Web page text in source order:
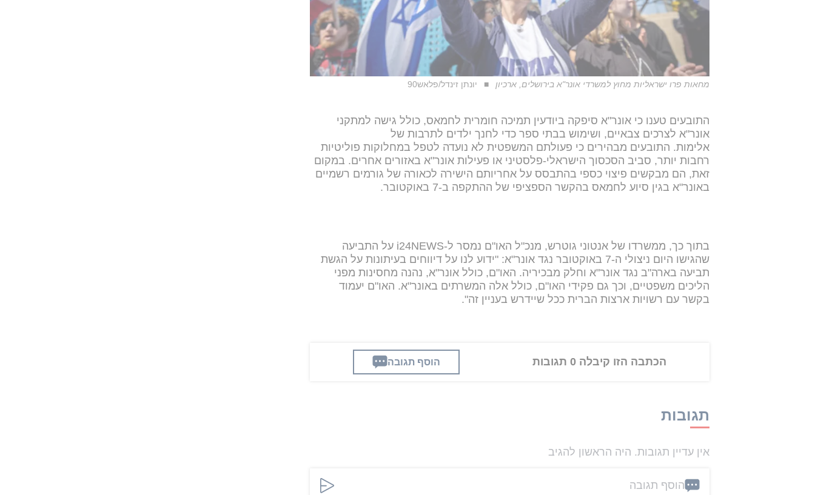
מחאות פרו ישראליות מחוץ למשרדי אונר"א בירושלים, ארכיון יונתן זינדל/פלאש90
התובעים טענו כי אונר"א סיפקה ביודעין תמיכה חומרית לחמאס, כולל גישה למתקני
אונר"א לצרכים צבאיים, ושימוש בבתי ספר כדי לחנך ילדים לתרבות של
אלימות. התובעים מבהירים כי פעולתם המשפטית לא נועדה לטפל במחלוקות פוליטיות
רחבות יותר, סביב הסכסוך הישראלי-פלסטיני או פעילות אונר"א באזורים אחרים. במקום
זאת, הם מבקשים פיצוי כספי בהתבסס על אחריותם הישירה לכאורה של גורמים רשמיים
באונר"א בגין סיוע לחמאס בהקשר הספציפי של ההתקפה ב-7 באוקטובר.
בתוך כך, ממשרדו של אנטוני גוטרש, מנכ"ל האו"ם נמסר ל-i24NEWS על התביעה
שהגישו היום ניצולי ה-7 באוקטובר נגד אונר"א: "ידוע לנו על דיווחים בעיתונות על הגשת
תביעה בארה"ב נגד אונר"א וחלק מבכיריה. האו"ם, כולל אונר"א, נהנה מחסינות מפני
הליכים משפטיים, וכך גם פקידי האו"ם, כולל אלה המשרתים באונר"א. האו"ם יעמוד
בקשר עם רשויות ארצות הברית ככל שיידרש בעניין זה".
הכתבה הזו קיבלה 0 תגובות הוסף תגובה
תגובות
אין עדיין תגובות. היה הראשון להגיב
הוסף תגובה